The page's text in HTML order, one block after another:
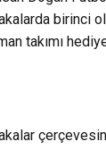
birinci
takımı